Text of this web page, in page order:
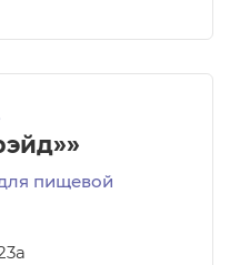
пищевой